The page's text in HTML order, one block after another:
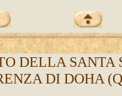
DELLA SANTA
DI DOHA